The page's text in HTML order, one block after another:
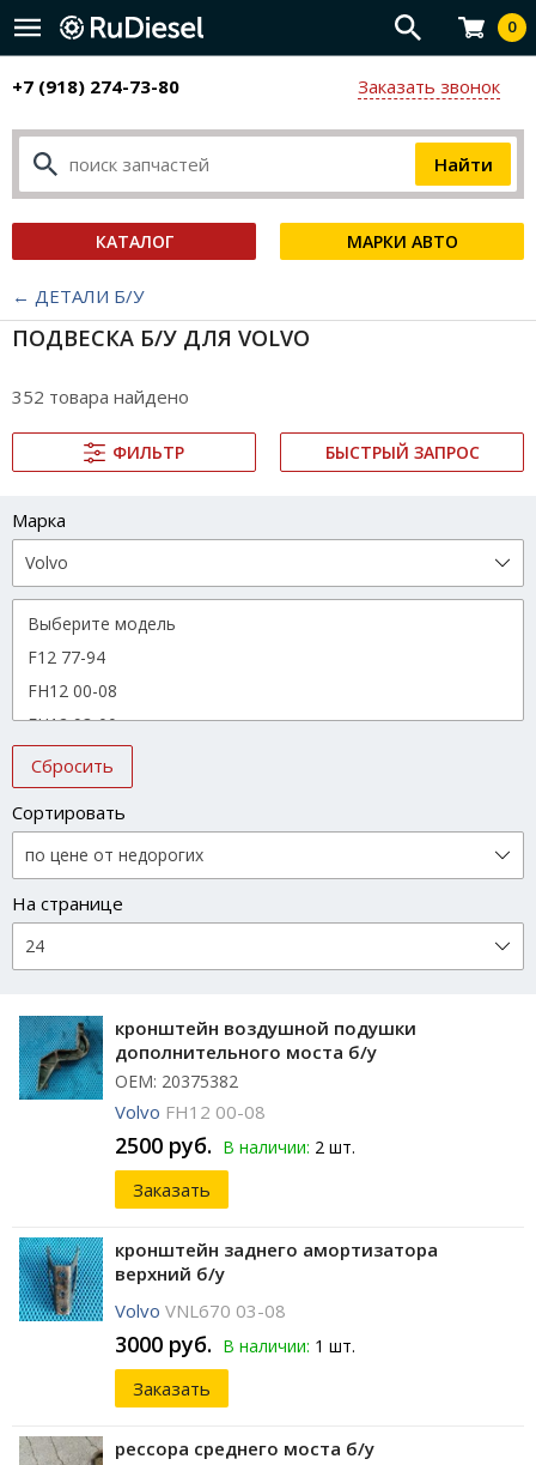
0
+7 (918) 274-73-80 Заказать звонок
КАТАЛОГ МАРКИ АВТО
← ДЕТАЛИ Б/У
ПОДВЕСКА Б/У ДЛЯ VOLVO
352 товара найдено
ФИЛЬТР БЫСТРЫЙ ЗАПРОС
Марка
Сбросить
Сортировать
На странице
кронштейн воздушной подушки
дополнительного моста б/у
ОЕМ: 20375382
Volvo FH12 00-08
2500 руб. В наличии: 2 шт.
Заказать
кронштейн заднего амортизатора
верхний б/у
Volvo VNL670 03-08
3000 руб. В наличии: 1 шт.
Заказать
рессора среднего моста б/у